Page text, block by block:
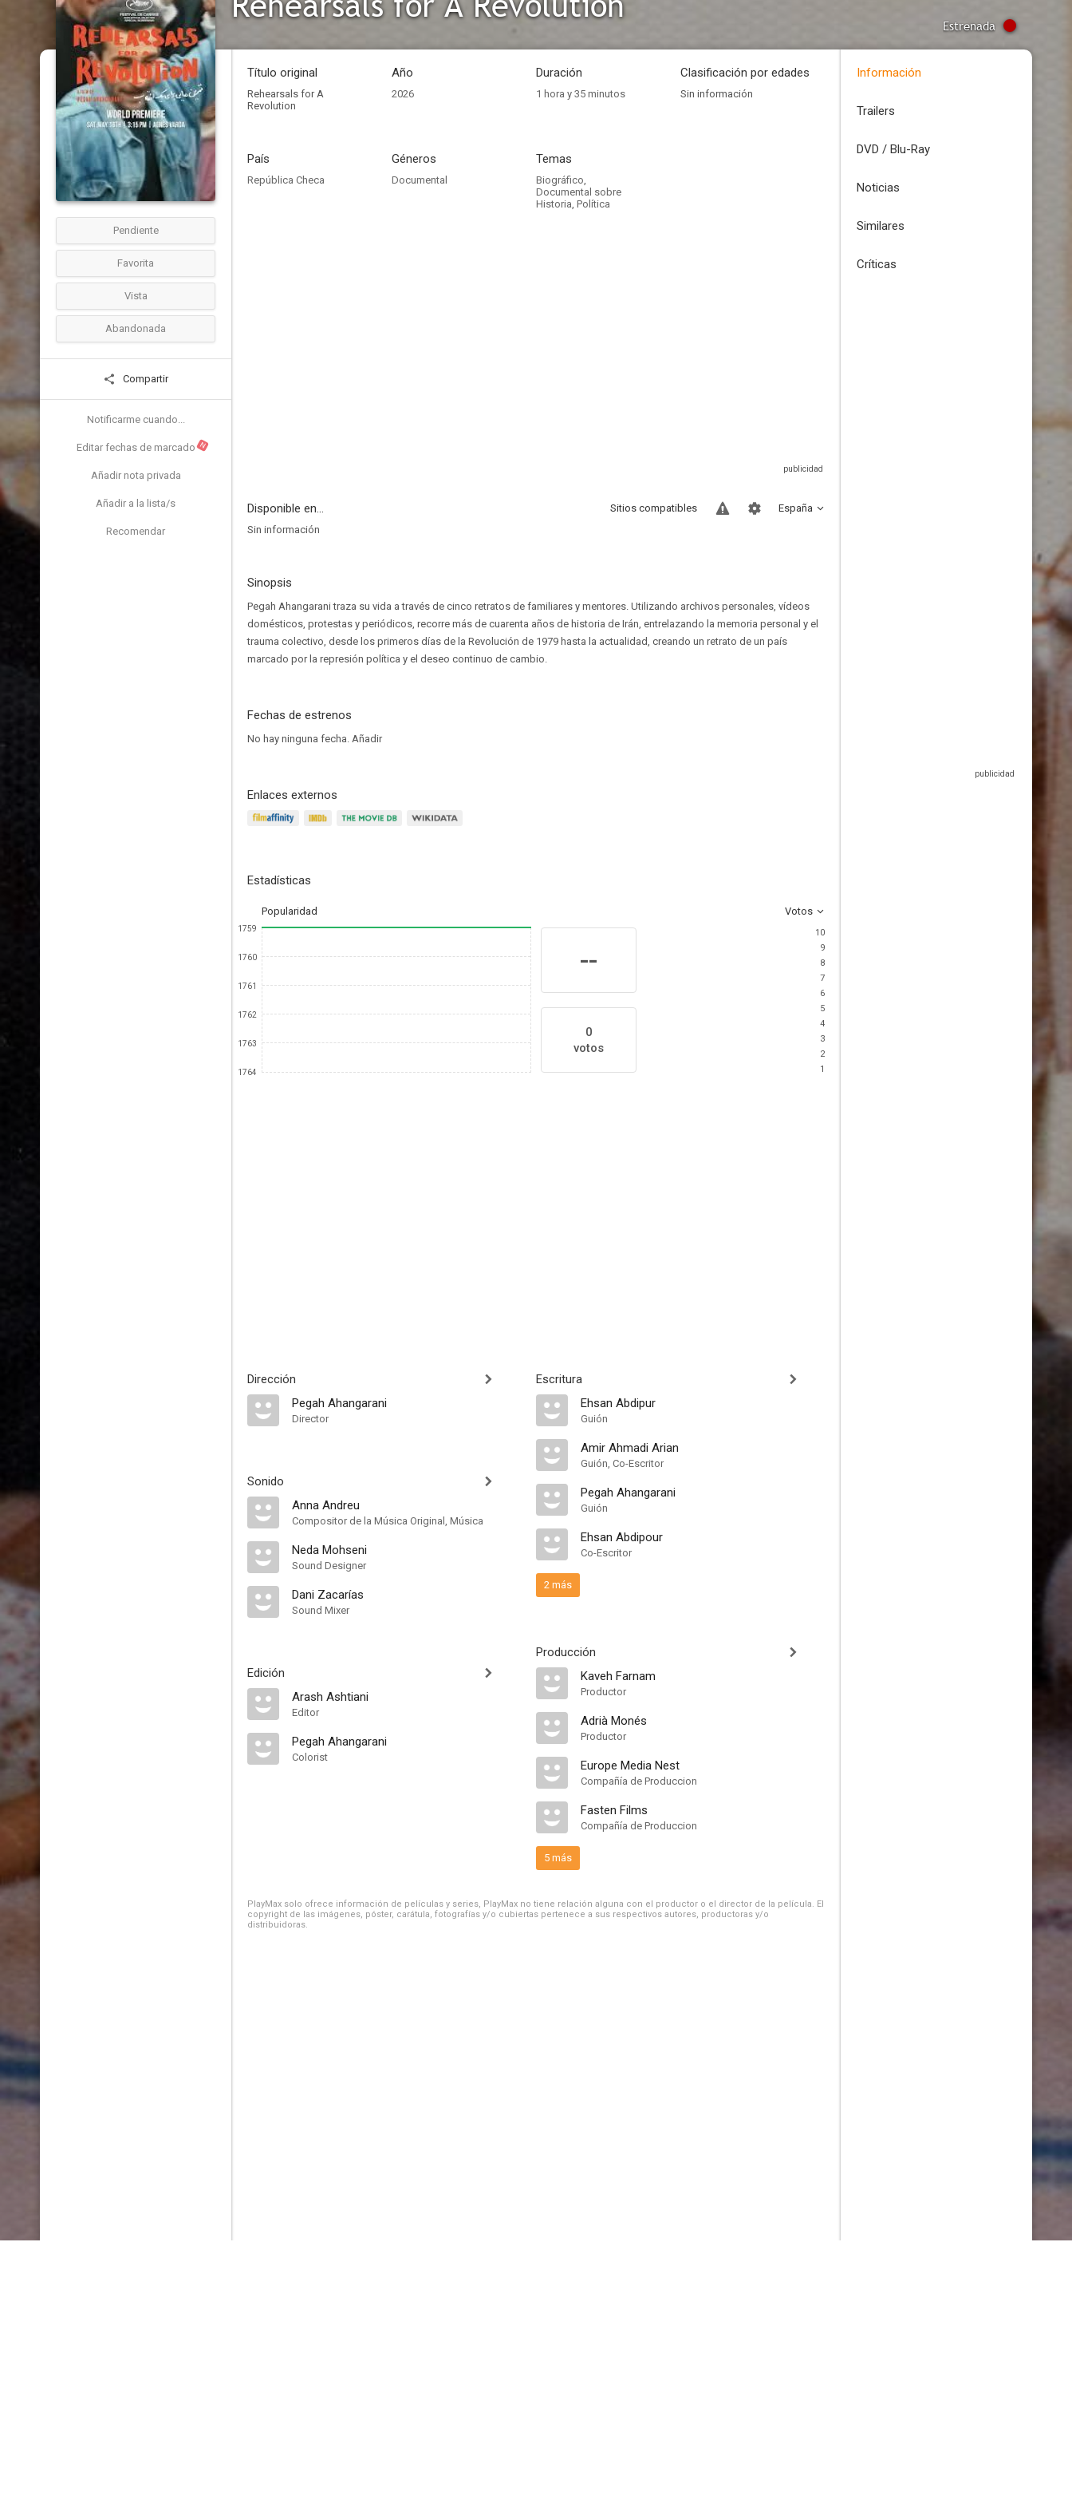
Estrenada
Pendiente
Favorita
Vista
Abandonada
Compartir
Notificarme cuando...
Editar fechas de marcado N
Añadir nota privada
Añadir a la lista/s
Recomendar
Título original
Rehearsals for A
Revolution
Año
2026
Duración
1 hora y 35 minutos
Clasificación por edades
Sin información
País
República Checa
Géneros
Documental
Temas
Biográfico,
Documental sobre
Historia, Política
Disponible en... España
Sitios compatibles
Sin información
Sinopsis
Pegah Ahangarani traza su vida a través de cinco retratos de familiares y mentores. Utilizando archivos personales, vídeos
domésticos, protestas y periódicos, recorre más de cuarenta años de historia de Irán, entrelazando la memoria personal y el
trauma colectivo, desde los primeros días de la Revolución de 1979 hasta la actualidad, creando un retrato de un país
marcado por la represión política y el deseo continuo de cambio.
Fechas de estrenos
No hay ninguna fecha. Añadir
Enlaces externos
Estadísticas
Popularidad Votos
1759
1760
1761
1762
1763
1764
--
0
votos
10
9
8
7
6
5
4
3
2
1
Dirección
Pegah Ahangarani
Director
Sonido
Anna Andreu
Compositor de la Música Original, Música
Neda Mohseni
Sound Designer
Dani Zacarías
Sound Mixer
Edición
Arash Ashtiani
Editor
Pegah Ahangarani
Colorist
Escritura
Ehsan Abdipur
Guión
Amir Ahmadi Arian
Guión, Co-Escritor
Pegah Ahangarani
Guión
Ehsan Abdipour
Co-Escritor
2 más
Producción
Kaveh Farnam
Productor
Adrià Monés
Productor
Europe Media Nest
Compañía de Produccion
Fasten Films
Compañía de Produccion
5 más
PlayMax solo ofrece información de películas y series, PlayMax no tiene relación alguna con el productor o el director de la película. El
copyright de las imágenes, póster, carátula, fotografías y/o cubiertas pertenece a sus respectivos autores, productoras y/o
distribuidoras.
Información
Trailers
DVD / Blu-Ray
Noticias
Similares
Críticas